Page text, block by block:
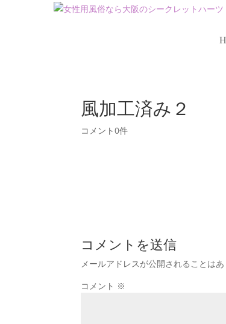
風加工済み２
コメント0件
コメントを送信
メールアドレスが公開されることはあ
コメント ※